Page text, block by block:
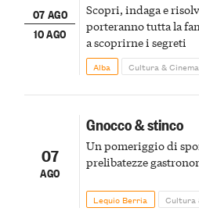
07 AGO
10 AGO
Scopri, indaga e
porteranno tutta la
a scoprirne i segreti
Alba Cultura & Cinema
07
AGO
Gnocco & stinco
Un pomeriggio di
prelibatezze
Lequio Berria Cultura